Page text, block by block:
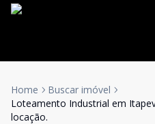
Home
Buscar imóvel
Loteamento Industrial em
locação.